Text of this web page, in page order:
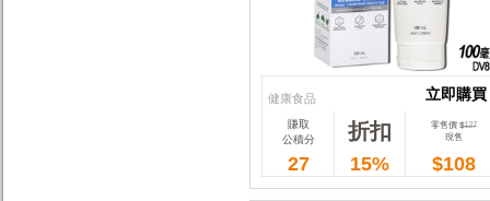
健康食品
立即購買
立即購買
賺取
公積分
折扣 零售價 $127
現售
27 15% $108